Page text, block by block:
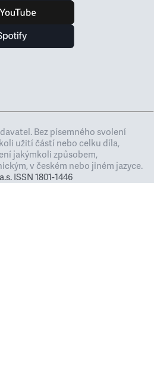
Bez písemného svolení
užití částí nebo celku díla,
jakýmkoli způsobem,
v českém nebo jiném jazyce.
ISSN 1801-1446